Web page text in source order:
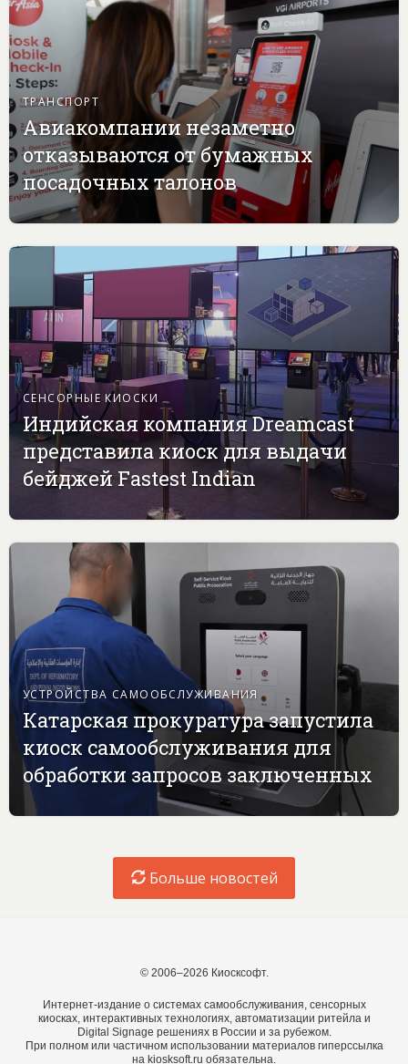
ТРАНСПОРТ
Авиакомпании незаметно
отказываются от бумажных
посадочных талонов
СЕНСОРНЫЕ КИОСКИ
Индийская компания Dreamcast
представила киоск для выдачи
бейджей Fastest Indian
УСТРОЙСТВА САМООБСЛУЖИВАНИЯ
Катарская прокуратура запустила
киоск самообслуживания для
обработки запросов заключенных
Больше новостей
© 2006–2026 Киосксофт.
Интернет-издание о системах самообслуживания, сенсорных
киосках, интерактивных технологиях, автоматизации ритейла и
Digital Signage решениях в России и за рубежом.
При полном или частичном использовании материалов гиперссылка
на kiosksoft.ru обязательна.